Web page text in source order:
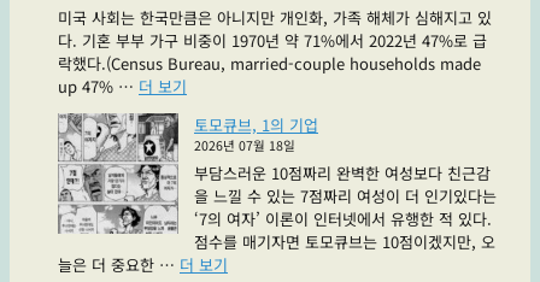
는
좋
은
슈
진
2
과
라
는
파
란
미국 사회는 한국만큼은 아니지만 개인화, 가족 해체가 심해지고 있
다. 기혼 부부 가구 비중이 1970년 약 71%에서 2022년 47%로 급
락했다.(Census Bureau, married-couple households made
up 47% … 더 보기
물
도
가
족
이
다"
토모큐브, 1의 기업
2026년 07월 18일
부담스러운 10점짜리 완벽한 여성보다 친근감
을 느낄 수 있는 7점짜리 여성이 더 인기있다는
‘7의 여자’ 이론이 인터넷에서 유행한 적 있다.
점수를 매기자면 토모큐브는 10점이겠지만, 오
늘은 더 중요한 … 더 보기